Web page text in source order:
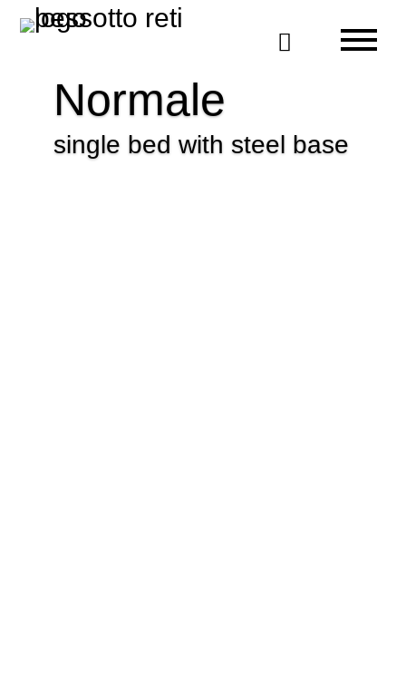

Normale
single bed with steel base